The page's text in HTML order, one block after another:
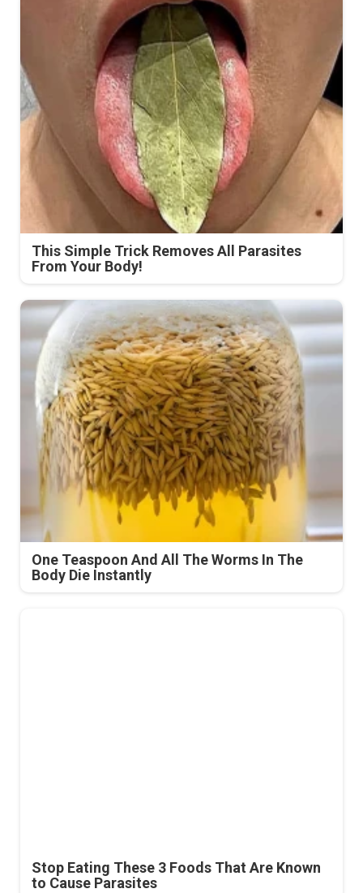
This Simple Trick Removes All Parasites
From Your Body!
One Teaspoon And All The Worms In The
Body Die Instantly
Stop Eating These 3 Foods That Are Known
to Cause Parasites